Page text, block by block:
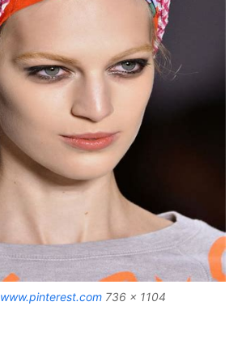
www.pinterest.com736 x 1104